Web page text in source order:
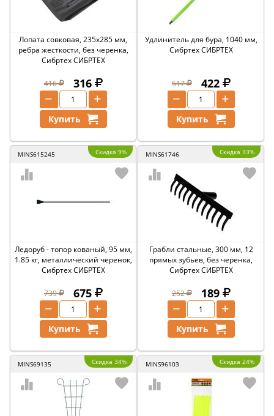
Лопата совковая, 235х285 мм,
ребра жесткости, без черенка,
Сибртех СИБРТЕХ
416 316
+
−
Купить
Удлинитель для бура, 1040 мм,
Сибртех СИБРТЕХ
517 422
+
−
Купить
MINS615245 Скидка 9%
Ледоруб - топор кованый, 95 мм,
1.85 кг, металлический черенок,
Сибртех СИБРТЕХ
739 675
+
−
Купить
MINS61746 Скидка 33%
Грабли стальные, 300 мм, 12
прямых зубьев, без черенка,
Сибртех СИБРТЕХ
252 189
+
−
Купить
MINS69135 Скидка 34% MINS96103 Скидка 24%